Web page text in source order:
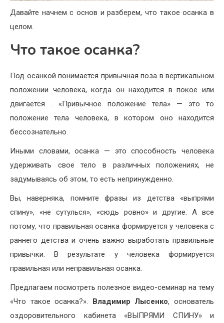
Давайте начнем с основ и разберем, что такое осанка в
целом.
Что такое осанка?
Под осанкой понимается привычная поза в вертикальном
положении человека, когда он находится в покое или
двигается . «Привычное положение тела» — это то
положение тела человека, в котором оно находится
бессознательно.
Иными словами, осанка — это способность человека
удерживать свое тело в различных положениях, не
задумываясь об этом, то есть непринужденно.
Вы, наверняка, помните фразы из детства «выпрями
спину», «не сутулься», «сюдь ровно» и другие. А все
потому, что правильная осанка формируется у человека с
раннего детства и очень важно выработать правильные
привычки. В результате у человека формируется
правильная или неправильная осанка.
Предлагаем посмотреть полезное видео-семинар на тему
«Что такое осанка?». Владимир Лысенко, основатель
оздоровительного кабинета «ВЫПРЯМИ СПИНУ» и